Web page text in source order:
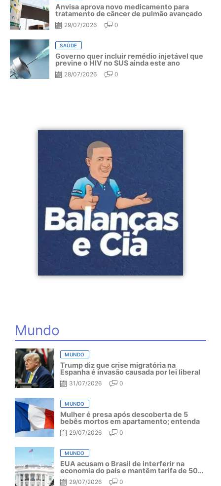
Anvisa aprova novo medicamento para
tratamento de câncer de pulmão avançado
29/07/2026 0
SAÚDE
Governo quer incluir remédio injetável que
previne o HIV no SUS ainda este ano
28/07/2026 0
Mundo
MUNDO
Trump diz que crise migratória na
Espanha é invasão causada por lei liberal
31/07/2026 0
MUNDO
Mulher é presa após descoberta de 5
bebês mortos em apartamento; entenda
29/07/2026 0
MUNDO
EUA acusam o Brasil de interferir na
economia do país e mantêm tarifa de 50%
por mais um ano
29/07/2026 0